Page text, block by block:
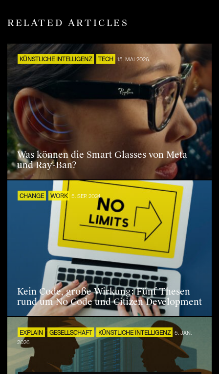
RELATED ARTICLES
KÜNSTLICHE INTELLIGENZ TECH 15. MAI 2026
Was können die Smart Glasses von Meta
und Ray-Ban?
CHANGE WORK 5. SEP. 2024
Kein Code, große Wirkung: Fünf Thesen
rund um No Code und Citizen Development
EXPLAIN GESELLSCHAFT KÜNSTLICHE INTELLIGENZ
5. JAN.
2026